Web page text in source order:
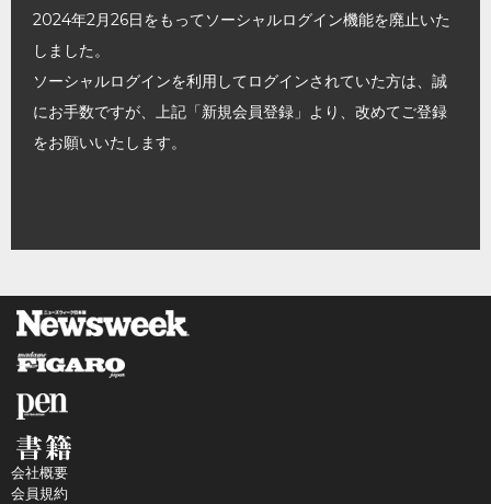
2024年2月26日をもってソーシャルログイン機能を廃止いた
しました。
ソーシャルログインを利用してログインされていた方は、誠
にお手数ですが、上記「新規会員登録」より、改めてご登録
をお願いいたします。
会社概要
会員規約